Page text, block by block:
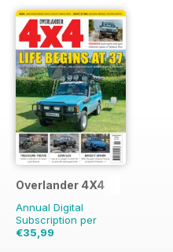
Overlander 4X4
Annual Digital
Subscription per
€35,99